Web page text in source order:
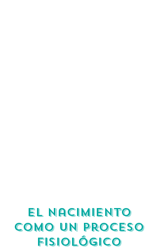
El nacimiento
como un proceso
fisiológico